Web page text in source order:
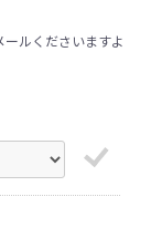
ールくださいますよ